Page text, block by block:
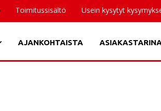
Toimitussisältö Usein kysytyt
AJANKOHTAISTA